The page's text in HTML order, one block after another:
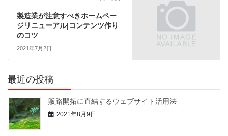
製造業が注意すべきホームペー
ジリニューアル|コンテンツ作り
のコツ
2021年7月2日
最近の投稿
販路開拓に直結するウェブサイト活用法
2021年8月9日